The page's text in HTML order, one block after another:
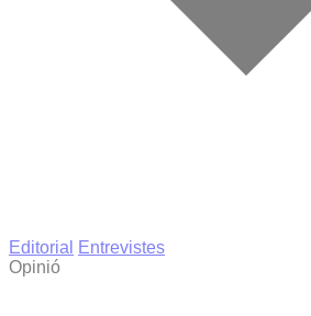
Editorial
Entrevistes
Opinió